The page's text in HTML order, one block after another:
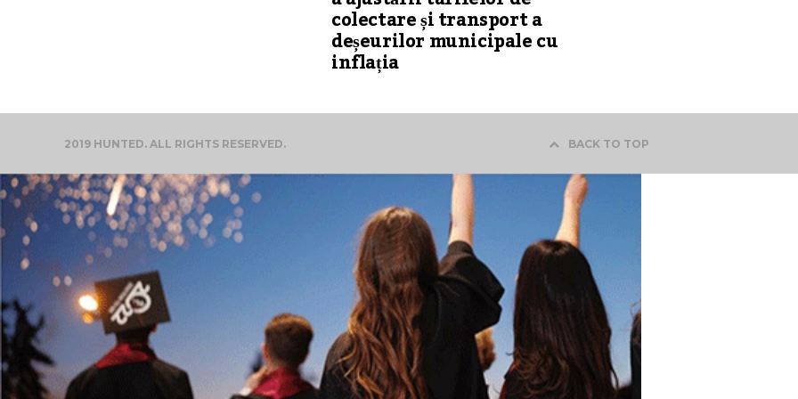
colectare și transport a
deșeurilor municipale cu
inflația
2019 HUNTED. ALL RIGHTS RESERVED. BACK TO TOP